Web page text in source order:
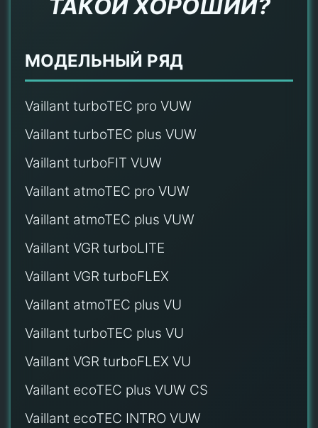
ТАКОЙ ХОРОШИЙ?
МОДЕЛЬНЫЙ РЯД
Vaillant turboTEC pro VUW
Vaillant turboTEC plus VUW
Vaillant turboFIT VUW
Vaillant atmoTEC pro VUW
Vaillant atmoTEC plus VUW
Vaillant VGR turboLITE
Vaillant VGR turboFLEX
Vaillant atmoTEC plus VU
Vaillant turboTEC plus VU
Vaillant VGR turboFLEX VU
Vaillant ecoTEC plus VUW CS
Vaillant ecoTEC INTRO VUW